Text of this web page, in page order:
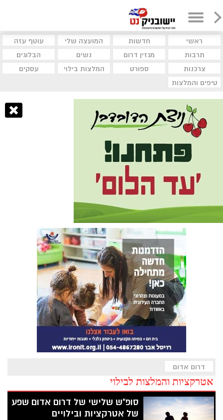
ראשי חדשות המועצה שלי
עוטף עזה
תרבות
מגזין דרום נשים
הבלוגים
צרכנות
ספורט המלצות בילוי
עסקים
טיפים והמלצות
דרום אדום
אטרקציות והמלצות לבילוי
סופ"ש שלישי של דרום אדום שפע
של אטרקציות ובילויים